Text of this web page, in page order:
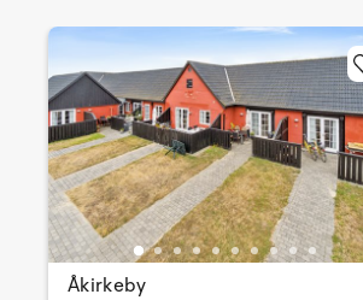
Åkirkeby